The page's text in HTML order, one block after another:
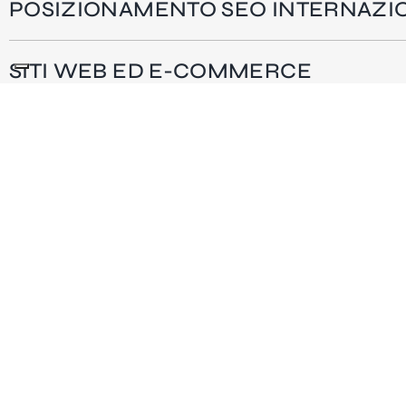
POSIZIONAMENTO SEO
SITI WEB ED E-COMMERCE